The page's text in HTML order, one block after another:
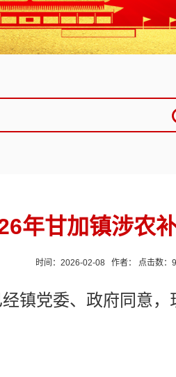
年甘加镇涉农
时间：2026-02-08 作者： 点击数： 9
镇党委、政府同意，